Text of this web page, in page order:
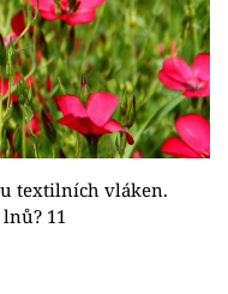
textilních vláken.
11